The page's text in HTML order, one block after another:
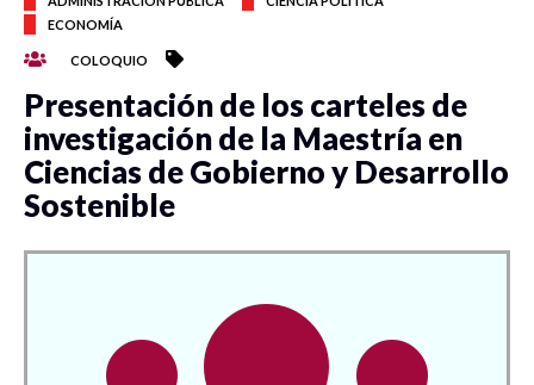
ECONOMÍA
COLOQUIO
Presentación de los carteles de
investigación de la Maestría en
Ciencias de Gobierno y Desarrollo
Sostenible